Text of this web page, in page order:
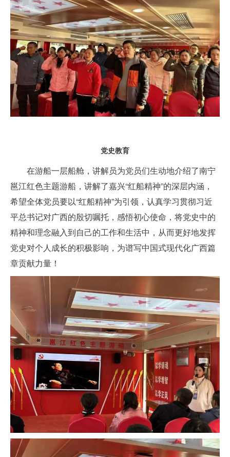
党史教育
在游船一层船舱，讲解员为党员们生动地介绍了南宁
邕江红色主题游船，讲解了嘉兴“红船精神”的深层内涵，
希望全体党员要以“红船精神”为引领，认真学习贯彻习近
平总书记对广西的殷切嘱托，感悟初心使命，将党史中的
精神和理念融入到自己的工作和生活中，从而更好地发挥
党史对个人成长的积极影响，为谱写中国式现代化广西篇
章贡献力量！